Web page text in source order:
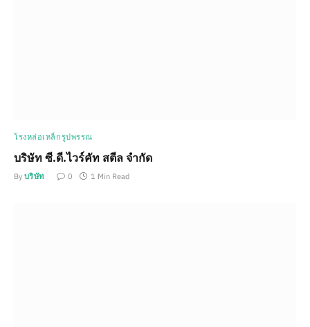
โรงหล่อเหล็กรูปพรรณ
บริษัท ซี.ดี.ไวร์คัท สตีล จำกัด
By บริษัท 0 1 Min Read